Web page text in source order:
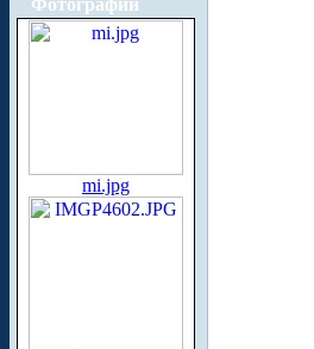
Фотографии
mi.jpg